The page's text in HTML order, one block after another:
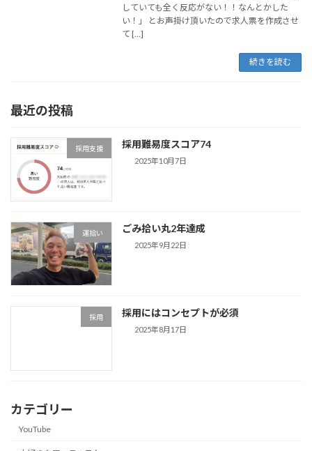
していても全く反応がない！！なんとかした
い！」 とお声掛け頂いたので求人票を作成させ
て […]
続きを読む
最近の投稿
採用支援 採用難易度スコア74
2025年10月7日
運拾い ごみ拾い丸2年達成
2025年9月22日
採用 採用にはコンセプトが必須
2025年8月17日
カテゴリー
YouTube